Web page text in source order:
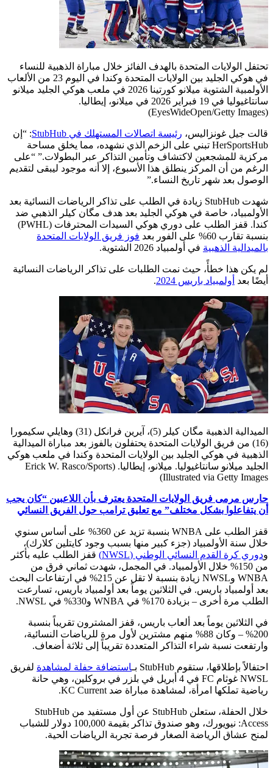
تحتفل الولايات المتحدة بالهدف الفائز خلال مباراة الذهبية للنساء
في هوكي الجليد بين الولايات المتحدة وكندا في اليوم 23 من الألعاب
الأولمبية الشتوية ميلانو كورتينا 2026 في ملعب هوكي الجليد ميلانو
سانتاغيوليا في 19 فبراير 2026 في ميلانو، إيطاليا.
(EyesWideOpen/Getty Images)
قالت جيل غونزاليس، رئيسة اتصالات المستهلك في StubHub
: “إن
HerSportsHub تبني على الزخم الذي نشهده، مما يخلق مساحة
مركزية للمشجعين لاكتشاف وتأمين التذاكر عبر البطولات.” “على
الرغم من أن المركز ينطلق هذا الأسبوع، إلا أنه موجود ليبقى لتقديم
الوصول بعد شهر تاريخ النساء.”
شهدت StubHub زيادة في الطلب على تذاكر الرياضات النسائية بعد
الأولمبياد، خاصة في هوكي الجليد بعد هدف مگان كيلر الذهبي ضد
كندا. قفز الطلب على دوري هوكي السيدات المحترفات (PWHL)
بنسبة تقارب 60% على الفور بعد
فوز فريق الولايات المتحدة
بالميدالية الذهبية في أولمبياد 2026 الشتوية.
لم يكن هذا خطأً، حيث نمت الطلبات على تذاكر الرياضات النسائية
أيضًا بعد أولمبياد باريس 2024 .
الميدالية الذهبية مگان كيلر (5)، آيرين فرانكل (31) وهايلي سكيمورا
(16) من فريق الولايات المتحدة يحتفلون بالفوز بعد مباراة الميدالية
الذهبية في هوكي الجليد بين الولايات المتحدة وكندا في ملعب هوكي
الجليد ميلانو سانتاغيوليا. ميلانو، إيطاليا. (Erick W. Rasco/Sports
Illustrated via Getty Images)
حارس مرمى فريق الولايات المتحدة يعترف بأن اللاعبين “كان يجب
أن يتفاعلوا بشكل مختلف” مع تعليق ترامب حول الفريق النسائي
قفز الطلب على WNBA بنسبة تزيد عن 360% على أساس سنوي
خلال سنة الأولمبياد (جزء كبير منها بسبب وجود كايتلين كلارك)،
ودوري كرة القدم النسائي الوطني (NWSL)
قفز الطلب عليه بأكثر
من 150% خلال الأولمبياد. في المجمل، شهدت ثماني فرق من
WNBA وNWSL زيادة بنسبة لا تقل عن 215% في ارتفاعات البحث
بعد أولمبياد باريس. في الثلاثين يوماً بعد أولمبياد باريس، تسارعت
الطلب مرة أخرى – بزيادة 170% في WNBA و330% في NWSL.
في الثلاثين يوماً بعد ألعاب باريس، قفز المشترون تقريباً بنسبة
200% – وكان 88% منهم مشترين لأول مرة للرياضات النسائية،
وارتفعت نسبة شراء التذاكر المتعددة تقريباً إلى ثلاثة أضعاف.
احتفالاً بإطلاقها، ستقوم StubHub بـ استضافة حفلة لمشاهدة لفريق
NWSL غوثام FC في 4 أبريل في بلزر في بروكلين، وهي حانة
رياضية تملكها امرأة، لمشاهدة مباراة ضد KC Current.
خلال الحفلة، ستعلن StubHub عن أول مستفيد من StubHub
Access: نيويورك، وهو صندوق تذاكر بقيمة 100,000 دولار للشباب
لمنح عشاق الرياضة الصغار فرصة تجربة الرياضات الحية.